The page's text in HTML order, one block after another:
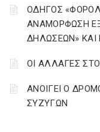
ΟΔΗΓΟΣ
ΑΝΑΜΟΡΦΩΣΗ
ΔΗΛΩΣΕΩΝ» ΚΑΙ
ΟΙ ΑΛΛΑΓΕΣ
ΑΝΟΙΓΕΙ Ο
ΣΥΖΥΓΩΝ